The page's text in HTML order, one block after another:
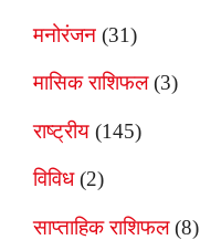
मनोरंजन (31)
मासिक राशिफल(3)
राष्ट्रीय (145)
विविध(2)
साप्ताहिक राशिफल(8)